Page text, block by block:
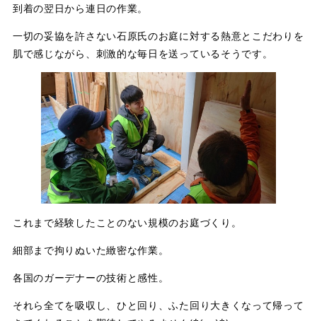
到着の翌日から連日の作業。
一切の妥協を許さない石原氏のお庭に対する熱意とこだわりを
肌で感じながら、刺激的な毎日を送っているそうです。
これまで経験したことのない規模のお庭づくり。
細部まで拘りぬいた緻密な作業。
各国のガーデナーの技術と感性。
それら全てを吸収し、ひと回り、ふた回り大きくなって帰って